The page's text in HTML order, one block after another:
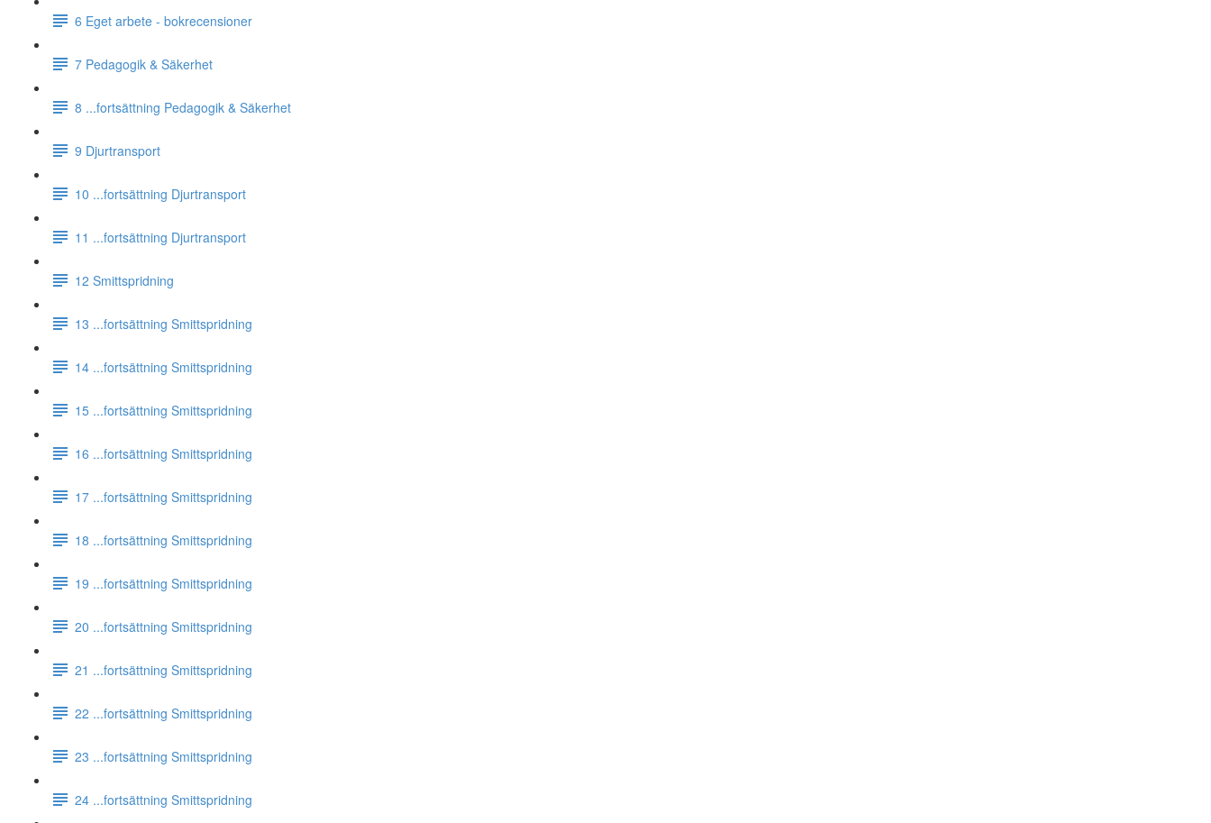
6 Eget arbete - bokrecensioner
7 Pedagogik & Säkerhet
8 ...fortsättning Pedagogik & Säkerhet
9 Djurtransport
10 ...fortsättning Djurtransport
11 ...fortsättning Djurtransport
12 Smittspridning
13 ...fortsättning Smittspridning
14 ...fortsättning Smittspridning
15 ...fortsättning Smittspridning
16 ...fortsättning Smittspridning
17 ...fortsättning Smittspridning
18 ...fortsättning Smittspridning
19 ...fortsättning Smittspridning
20 ...fortsättning Smittspridning
21 ...fortsättning Smittspridning
22 ...fortsättning Smittspridning
23 ...fortsättning Smittspridning
24 ...fortsättning Smittspridning